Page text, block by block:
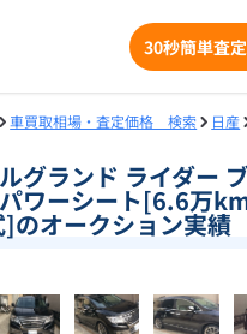
30秒簡単査
車買取相場・査定価格 検索 日産
グランド ライダー
ワーシート[6.6万
]のオークション実績